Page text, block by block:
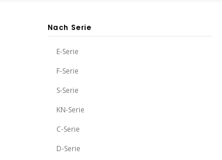
Nach Serie
E-Serie
F-Serie
S-Serie
KN-Serie
C-Serie
D-Serie